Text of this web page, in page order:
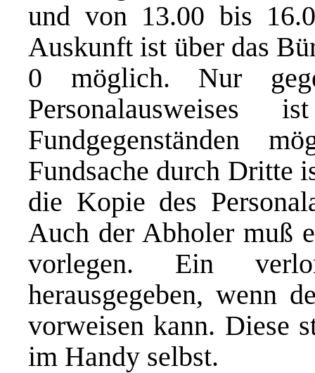
und von 13.00 bis
Auskunft ist über das
0 möglich. Nur
Fundgegenständen
Fundsache durch Dritte
die Kopie des
Auch der Abholer muß
vorlegen. Ein
herausgegeben, wenn
vorweisen kann. Diese
im Handy selbst.